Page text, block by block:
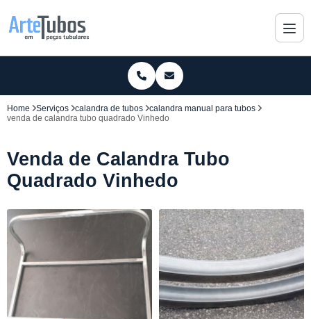
Home Serviços calandra de tubos
calandra manual para tubos
venda de calandra tubo quadrado Vinhedo
Venda de Calandra Tubo
Quadrado Vinhedo